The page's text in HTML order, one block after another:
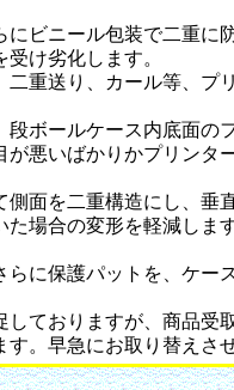
にビニール包装で二重に
け劣化します。
送り、カール等、プ
段ボールケース内底面
悪いばかりかプリンタ
側面を二重構造にし、垂
場合の変形を軽減しま
らに保護パットを、ケー
しておりますが、商品受
す。早急にお取り替えさ